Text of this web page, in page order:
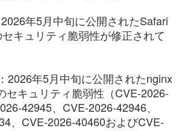
2026年5月中旬に公開されたSafari
キュリティ脆弱性が修正されて
：2026年5月中旬に公開されたnginx
セキュリティ脆弱性（CVE-2026-
42945、CVE-2026-42946、
、CVE-2026-40460およびCVE-